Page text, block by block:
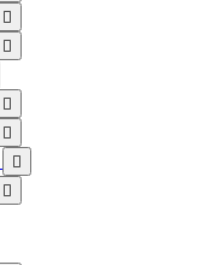





